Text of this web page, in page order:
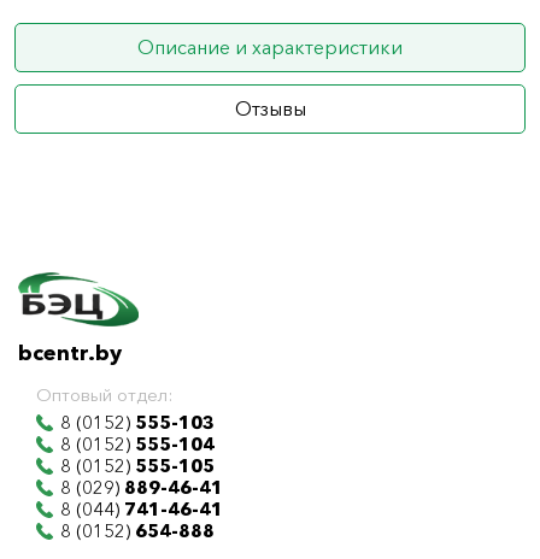
Описание и характеристики
Отзывы
bcentr.by
Оптовый отдел:
8 (0152) 555-103
8 (0152) 555-104
8 (0152) 555-105
8 (029) 889-46-41
8 (044) 741-46-41
8 (0152) 654-888